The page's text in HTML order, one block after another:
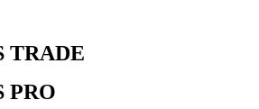
TRADE
PRO